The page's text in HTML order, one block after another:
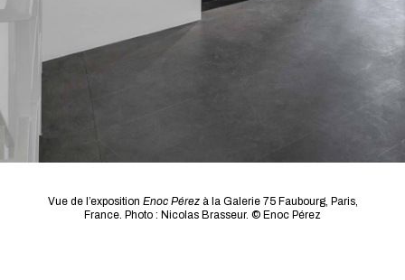
Vue de l’exposition Enoc Pérezà la Galerie 75 Faubourg, Paris,
France. Photo : Nicolas Brasseur. © Enoc Pérez